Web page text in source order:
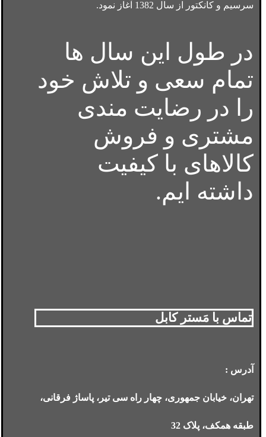
سرسیم و کانکتور از سال 1382 آغاز نمود.
در طول این سال ها
تمام سعی و تلاش خود
را در رضایت مندی
مشتری و فروش
کالاهای با کیفیت
داشته ایم.
تماس با مَستر کابل
آدرس :
تهران، خیابان جمهوری، چهار راه سی تیر، پاساژ فرقانی،
طبقه همکف، پلاک 32